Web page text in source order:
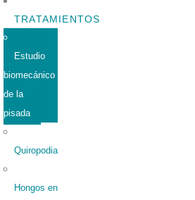
TRATAMIENTOS
Estudio
biomecánico
de la
pisada
Quiropodia
Hongos en